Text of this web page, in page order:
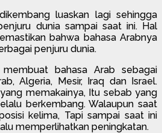
luaskan lagi sehingga
dunia sampai saat ini. Hal
bahwa bahasa Arabnya
penjuru dunia.
bahasa Arab sebagai
Algeria, Mesir, Iraq dan Israel.
memakainya, Itu sebab yang
berkembang. Walaupun saat
kelima, Tapi sampai saat ini
memperlihatkan peningkatan.